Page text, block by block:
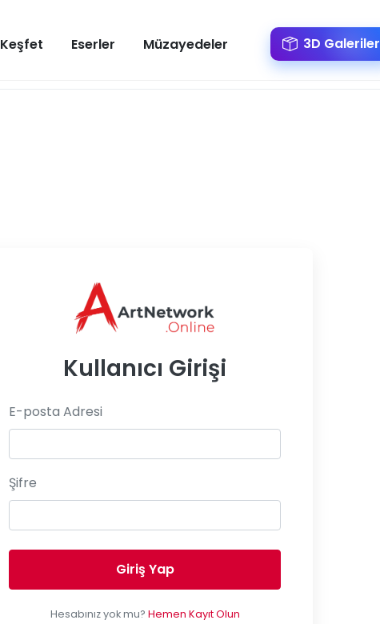
Keşfet Eserler Müzayedeler 3D Galeriler
Kullanıcı Girişi
E-posta Adresi
Şifre
Giriş Yap
Hesabınız yok mu? Hemen Kayıt Olun